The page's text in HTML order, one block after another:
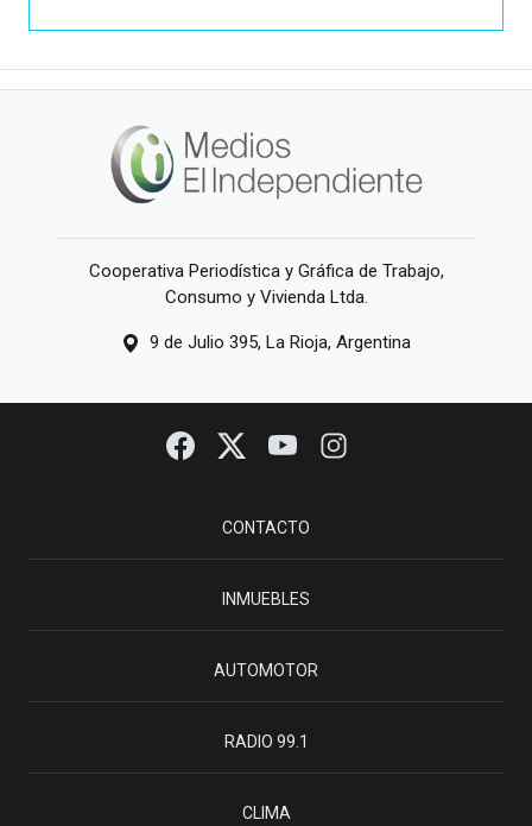
Cooperativa Periodística y Gráfica de Trabajo,
Consumo y Vivienda Ltda.
9 de Julio 395, La Rioja, Argentina
CONTACTO
INMUEBLES
AUTOMOTOR
RADIO 99.1
CLIMA